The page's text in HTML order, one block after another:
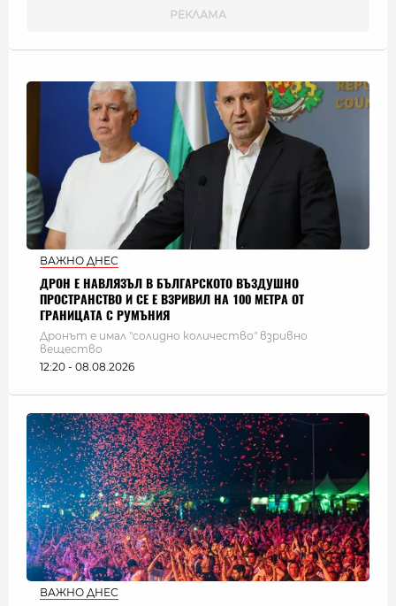
ВАЖНО ДНЕС
ДРОН Е НАВЛЯЗЪЛ В БЪЛГАРСКОТО ВЪЗДУШНО
ПРОСТРАНСТВО И СЕ Е ВЗРИВИЛ НА 100 МЕТРА ОТ
ГРАНИЦАТА С РУМЪНИЯ
Дронът е имал "солидно количество" взривно
вещество
12:20 - 08.08.2026
ВАЖНО ДНЕС